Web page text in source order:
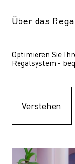
Über das
Optimieren Sie
Regalsystem -
Verstehen